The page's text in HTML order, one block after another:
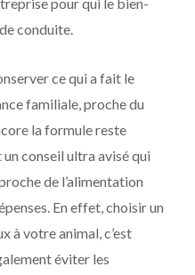
conduite.
ce qui a fait le
familiale, proche du
la formule reste
conseil ultra avisé qui
de l’alimentation
En effet, choisir un
à votre animal, c’est
éviter les